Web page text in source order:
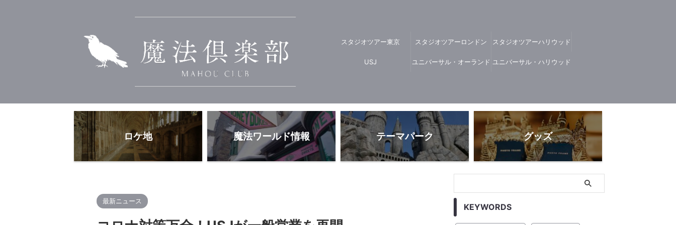
スタジオツアー東京 スタジオツアーロンドン スタジオツアーハリウッド
USJ ユニバーサル・オーランド ユニバーサル・ハリウッド
ロケ地 魔法ワールド情報 テーマパーク グッズ
最新ニュース
KEYWORDS